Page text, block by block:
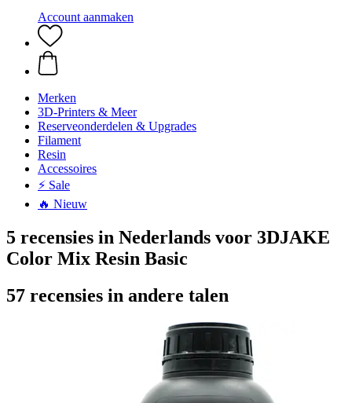
Account aanmaken
Merken
3D-Printers & Meer
Reserveonderdelen & Upgrades
Filament
Resin
Accessoires
⚡ Sale
🔥 Nieuw
5 recensies in Nederlands voor 3DJAKE
Color Mix Resin Basic
57 recensies in andere talen